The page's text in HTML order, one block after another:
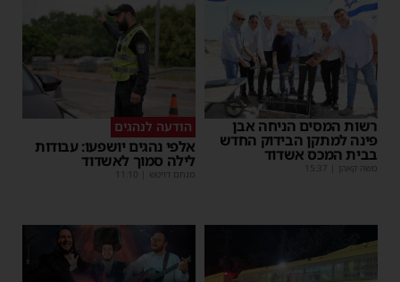
רשות המסים הניחה אבן
פינה למתקן הבידוק החדש
בבית המכס אשדוד
משה קאהן 15:37
הודעה לנהגים
אלפי נהגים יושפעו: עבודות
לילה סמוך לאשדוד
מנחם דויטש 11:10